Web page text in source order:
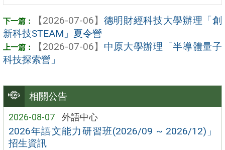
相關公告
2026-08-07 外語中心
2026年語文能力研習班(2026/09 ~ 2026/12)」
招生資訊
【2026-07-06】 德明財經科技大學辦理「創
新科技STEAM」夏令營
【2026-07-06】 中原大學辦理「半導體量子
科技探索營」